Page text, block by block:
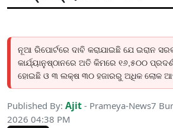
ନୂଆ ରିପୋର୍ଟରେ ଦାବି କରାଯାଇଛି ଯେ ଇରାନ
କାର୍ଯ୍ୟାନୁଷ୍ଠାନରେ ଅତି କିମରେ ୧୬,୫୦୦
ହୋଇଛି ଓ ୩ ଲକ୍ଷ ୩୦ ହଜାରରୁ ଅଧିକ ଲୋକ
Published By: Ajit - Prameya-News7
2026 04:38 PM